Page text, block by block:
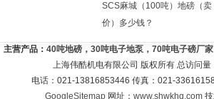
SCS麻城（100吨）地磅（卖
价）多少钱？
主营产品： 40吨地磅，30吨电子地泵，70吨电子磅厂
上海伟酷机电有限公司 版权所有 总访问量
电话：021-13816853446 传真：021-
GoogleSitemap 网址：www.shwkhq.com